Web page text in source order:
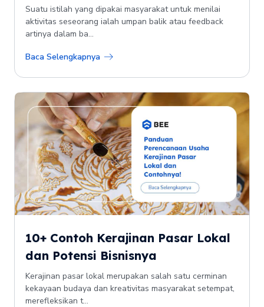
Suatu istilah yang dipakai masyarakat untuk menilai
aktivitas seseorang ialah umpan balik atau feedback
artinya dalam ba...
Baca Selengkapnya
10+ Contoh Kerajinan Pasar Lokal
dan Potensi Bisnisnya
Kerajinan pasar lokal merupakan salah satu cerminan
kekayaan budaya dan kreativitas masyarakat setempat,
merefleksikan t...